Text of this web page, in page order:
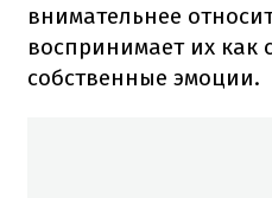
внимательнее
воспринимает их как
собственные эмоции.